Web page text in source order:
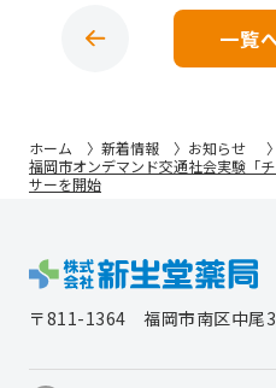
一覧
ホーム 新着情報
お知らせ
福岡市オンデマンド交通社会実験「
サーを開始
〒811-1364 福岡市南区中尾